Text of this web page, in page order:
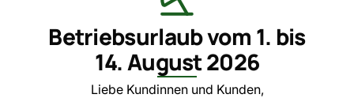
Betriebsurlaub vom 1. bis
14. August 2026
Liebe Kundinnen und Kunden,